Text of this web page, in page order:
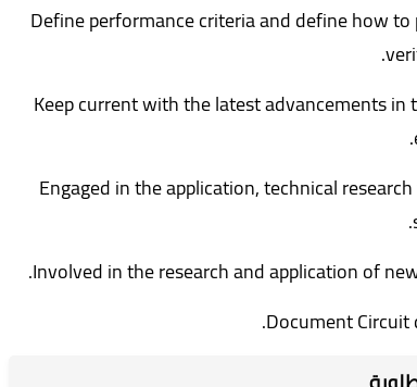
Define performance criteria and define how
Keep current with the latest advancements
Engaged in the application, technical
Involved in the research and application of
Document Circuit